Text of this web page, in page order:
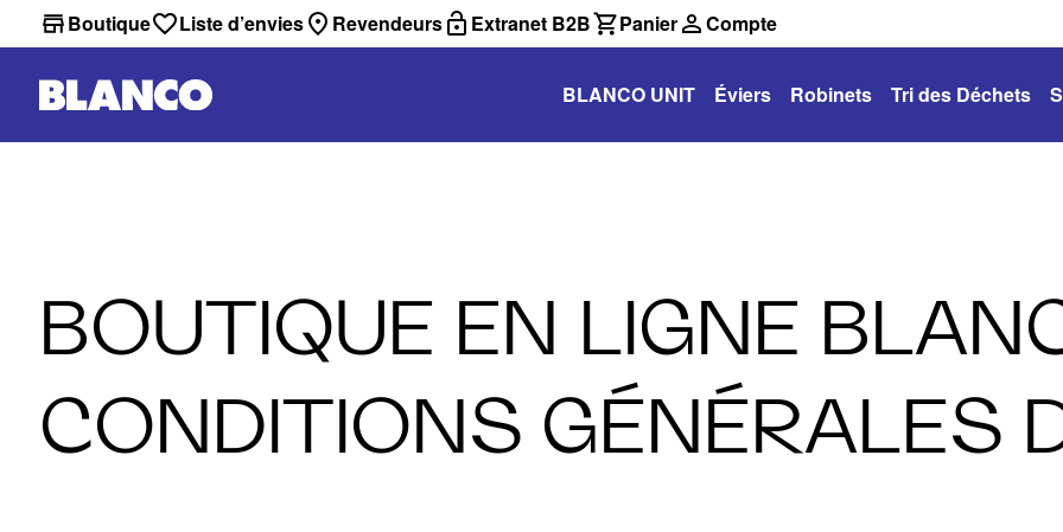
Boutique Liste d’envies Revendeurs Extranet B2B Panier Compte
BLANCO UNIT Éviers Robinets Tri des Déchets
BOUTIQUE EN LIGNE
CONDITIONS GÉNÉRALES